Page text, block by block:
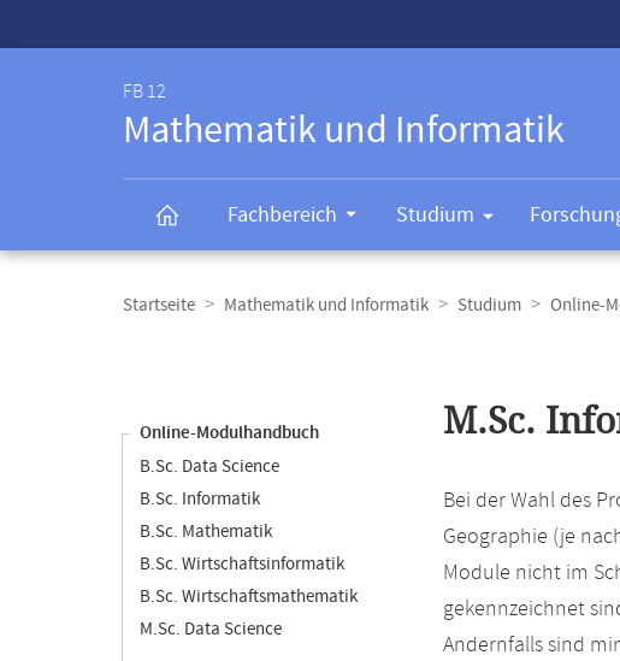
FB 12
Mathematik und Informatik
Fachbereich Studium
Navigation
Startseite Mathematik und Informatik Studium Online-
Online-Modulhandbuch
B.Sc. Data Science
B.Sc. Informatik
B.Sc. Mathematik
B.Sc. Wirtschaftsinformatik
B.Sc. Wirtschaftsmathematik
M.Sc. Data Science
M.Sc.
Bei der Wahl des
Geographie (je
Module nicht im
gekennzeichnet
Andernfalls sind